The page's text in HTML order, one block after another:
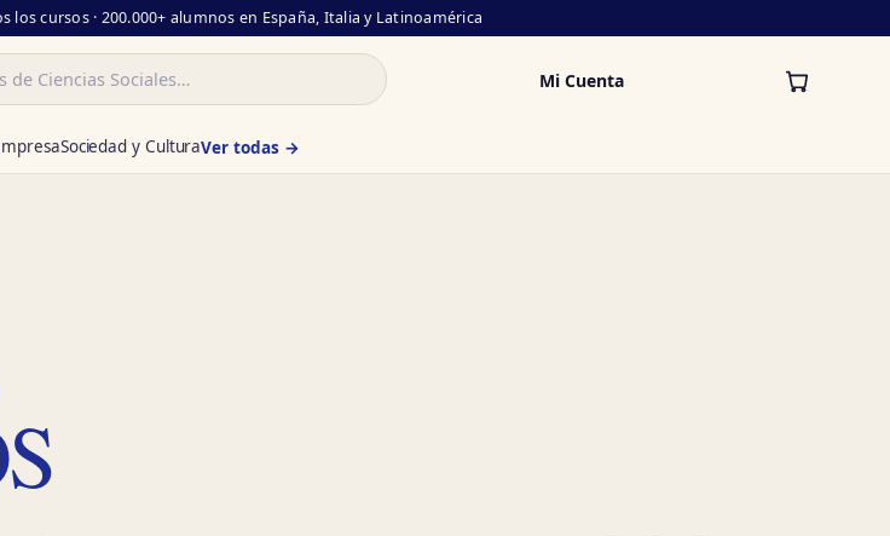
los cursos · 200.000+ alumnos en España, Italia y Latinoamérica
Mi Cuenta
Sociedad y CulturaVer todas →